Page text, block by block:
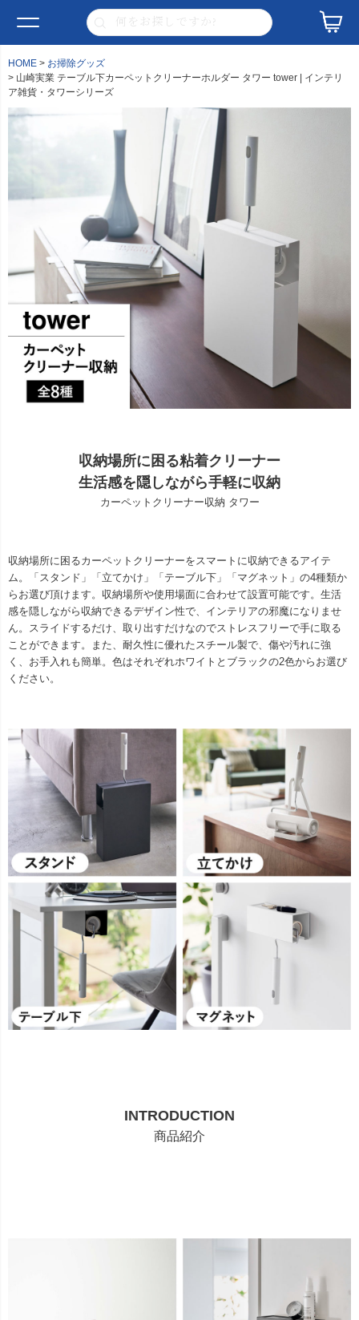
HOME
お掃除グッズ
山崎実業 テーブル下カーペットクリーナーホルダー タワー tower | インテリ
ア雑貨・タワーシリーズ
収納場所に困る粘着クリーナー
生活感を隠しながら手軽に収納
カーペットクリーナー収納 タワー
収納場所に困るカーペットクリーナーをスマートに収納できるアイテ
ム。「スタンド」「立てかけ」「テーブル下」「マグネット」の4種類か
らお選び頂けます。収納場所や使用場面に合わせて設置可能です。生活
感を隠しながら収納できるデザイン性で、インテリアの邪魔になりませ
ん。スライドするだけ、取り出すだけなのでストレスフリーで手に取る
ことができます。また、耐久性に優れたスチール製で、傷や汚れに強
く、お手入れも簡単。色はそれぞれホワイトとブラックの2色からお選び
ください。
INTRODUCTION
商品紹介